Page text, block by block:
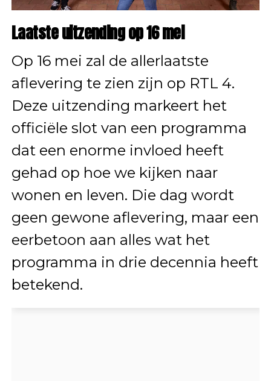
Laatste uitzending op 16 mei
Op 16 mei zal de allerlaatste
aflevering te zien zijn op RTL 4.
Deze uitzending markeert het
officiële slot van een programma
dat een enorme invloed heeft
gehad op hoe we kijken naar
wonen en leven. Die dag wordt
geen gewone aflevering, maar een
eerbetoon aan alles wat het
programma in drie decennia heeft
betekend.